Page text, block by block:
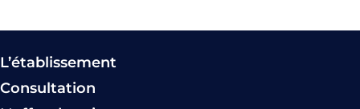
L’établissement
Consultation